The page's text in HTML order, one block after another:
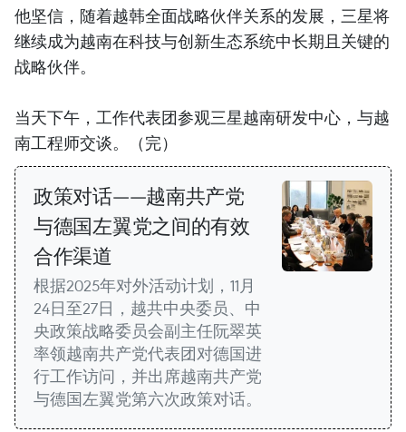
他坚信，随着越韩全面战略伙伴关系的发展，三星将
继续成为越南在科技与创新生态系统中长期且关键的
战略伙伴。
当天下午，工作代表团参观三星越南研发中心，与越
南工程师交谈。（完）
政策对话——越南共产党
与德国左翼党之间的有效
合作渠道
根据2025年对外活动计划，11月
24日至27日，越共中央委员、中
央政策战略委员会副主任阮翠英
率领越南共产党代表团对德国进
行工作访问，并出席越南共产党
与德国左翼党第六次政策对话。